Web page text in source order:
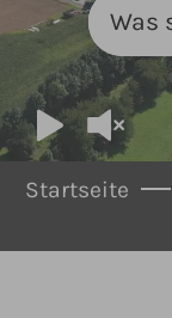
Startseite